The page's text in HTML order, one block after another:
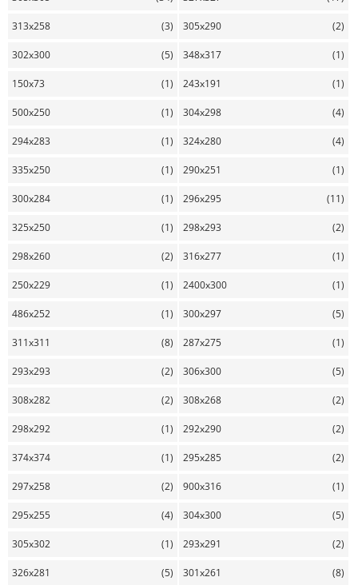
313x258 (3) 305x290 (2)
302x300 (5) 348x317 (1)
150x73 (1) 243x191 (1)
500x250 (1) 304x298 (4)
294x283 (1) 324x280 (4)
335x250 (1) 290x251 (1)
300x284 (1) 296x295 (11)
325x250 (1) 298x293 (2)
298x260 (2) 316x277 (1)
250x229 (1) 2400x300 (1)
486x252 (1) 300x297 (5)
311x311 (8) 287x275 (1)
293x293 (2) 306x300 (5)
308x282 (2) 308x268 (2)
298x292 (1) 292x290 (2)
374x374 (1) 295x285 (2)
297x258 (2) 900x316 (1)
295x255 (4) 304x300 (5)
305x302 (1) 293x291 (2)
326x281 (5) 301x261 (8)